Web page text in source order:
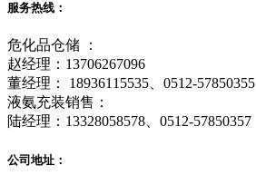
服务热线：
危化品仓储 ：
赵经理：13706267096
董经理： 18936115535、0512-57850355
液氨充装销售：
陆经理：13328058578、0512-57850357
公司地址：